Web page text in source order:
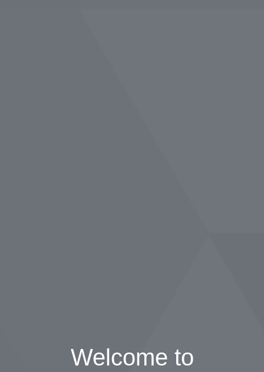
Welcome to